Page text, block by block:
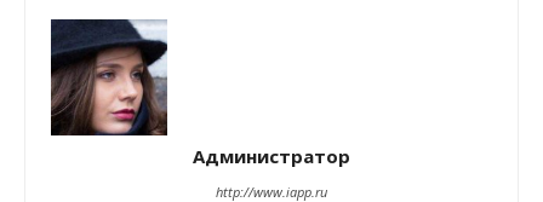
Администратор
http://www.iapp.ru